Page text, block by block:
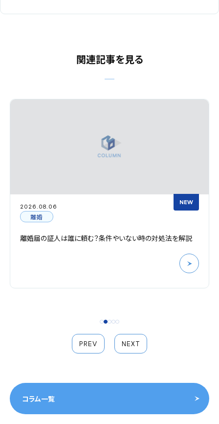
関連記事を見る
2026.08.06
NEW
離婚
離婚届の証人は誰に頼む？条件やいない時の対処法を解説
PREV NEXT
コラム一覧